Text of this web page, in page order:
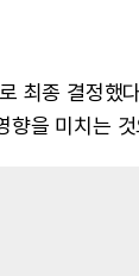
최종 결정했
향을 미치는